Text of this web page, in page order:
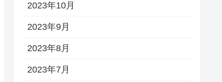
2023年10月
2023年9月
2023年8月
2023年7月